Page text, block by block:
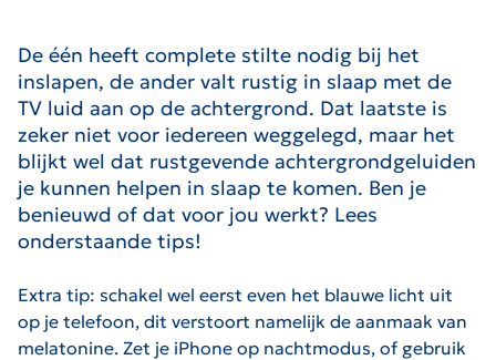
De één heeft complete stilte nodig bij het
inslapen, de ander valt rustig in slaap met de
TV luid aan op de achtergrond. Dat laatste is
zeker niet voor iedereen weggelegd, maar het
blijkt wel dat rustgevende achtergrondgeluiden
je kunnen helpen in slaap te komen. Ben je
benieuwd of dat voor jou werkt? Lees
onderstaande tips!
Extra tip: schakel wel eerst even het blauwe licht uit
op je telefoon, dit verstoort namelijk de aanmaak van
melatonine. Zet je iPhone op nachtmodus, of gebruik